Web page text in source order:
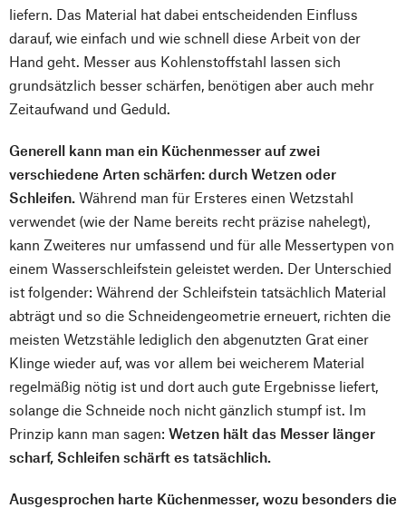
liefern. Das Material hat dabei entscheidenden Einfluss
darauf, wie einfach und wie schnell diese Arbeit von der
Hand geht. Messer aus Kohlenstoffstahl lassen sich
grundsätzlich besser schärfen, benötigen aber auch mehr
Zeitaufwand und Geduld.
Generell kann man ein Küchenmesser auf zwei
verschiedene Arten schärfen: durch Wetzen oder
Schleifen. Während man für Ersteres einen Wetzstahl
verwendet (wie der Name bereits recht präzise nahelegt),
kann Zweiteres nur umfassend und für alle Messertypen von
einem Wasserschleifstein geleistet werden. Der Unterschied
ist folgender: Während der Schleifstein tatsächlich Material
abträgt und so die Schneidengeometrie erneuert, richten die
meisten Wetzstähle lediglich den abgenutzten Grat einer
Klinge wieder auf, was vor allem bei weicherem Material
regelmäßig nötig ist und dort auch gute Ergebnisse liefert,
solange die Schneide noch nicht gänzlich stumpf ist. Im
Prinzip kann man sagen: Wetzen hält das Messer länger
scharf, Schleifen schärft es tatsächlich.
Ausgesprochen harte Küchenmesser, wozu besonders die